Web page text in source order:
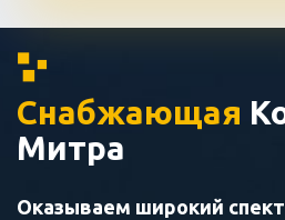
Снабжающая
Митра
Оказываем широкий